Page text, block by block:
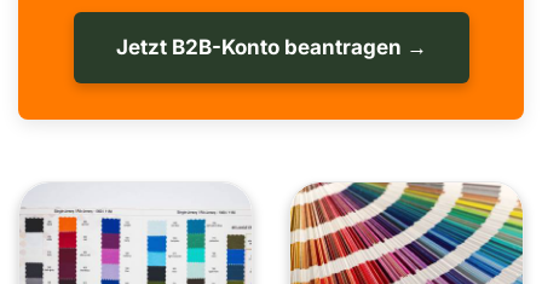
Jetzt B2B-Konto beantragen →